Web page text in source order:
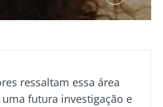
ressaltam essa área
futura investigação e